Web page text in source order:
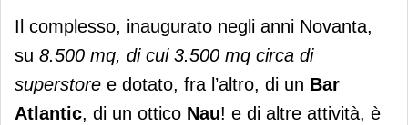
Il complesso, inaugurato negli anni Novanta,
su 8.500 mq, di cui 3.500 mq circa di
superstore e dotato, fra l’altro, di un Bar
Atlantic, di un ottico Nau! e di altre attività, è